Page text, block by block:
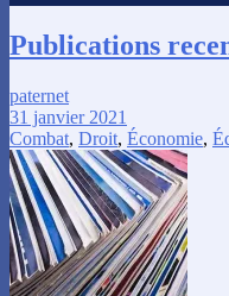
Publications
paternet
31 janvier 2021
Combat, Droit, Économie,